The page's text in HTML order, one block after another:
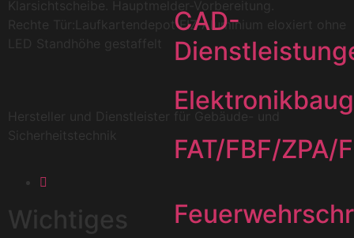
CAD-
FAT/FBF/ZPA/
Klarsichtscheibe. Hauptmelder-Vorbereitung.
Rechte Tür:Laufkartendepot FIZ Aluminium eloxiert ohne
LED Standhöhe gestaffelt
Hersteller und Dienstleister für Gebäude- und
Sicherheitstechnik
Wichtiges